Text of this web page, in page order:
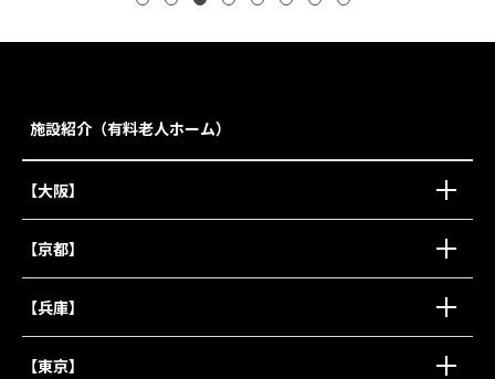
施設紹介（有料老人ホーム）
【大阪】
【京都】
【兵庫】
【東京】